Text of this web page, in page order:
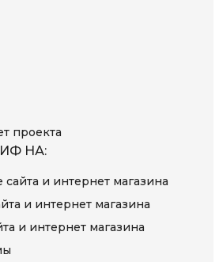
проекта
НА:
и интернет магазина
и интернет магазина
и интернет магазина